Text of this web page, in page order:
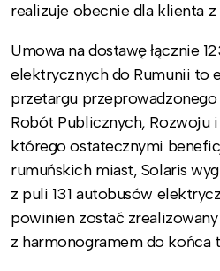
realizuje obecnie dla klienta z
Umowa na dostawę łącznie
elektrycznych do Rumunii to
przetargu
Robót Publicznych, Rozwoju
którego ostatecznymi
rumuńskich miast, Solaris
z puli 131 autobusów
powinien zostać
z harmonogramem do końca